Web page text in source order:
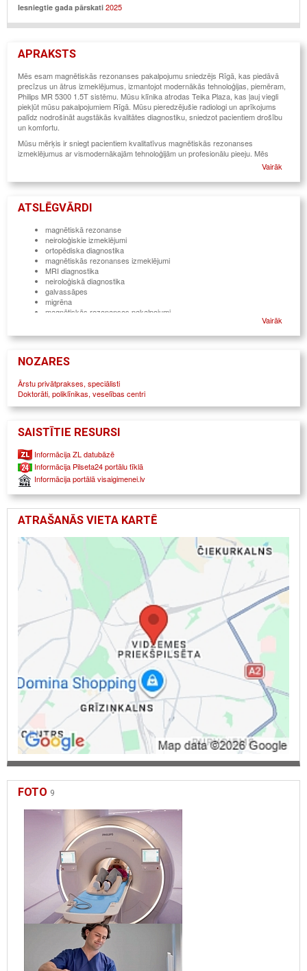
Iesniegtie gada pārskati 2025
APRAKSTS
Mēs esam magnētiskās rezonanses pakalpojumu sniedzējs Rīgā, kas piedāvā
precīzus un ātrus izmeklējumus, izmantojot modernākās tehnoloģijas, piemēram,
Philips MR 5300 1.5T sistēmu. Mūsu klīnika atrodas Teika Plaza, kas ļauj viegli
piekļūt mūsu pakalpojumiem Rīgā. Mūsu pieredzējušie radiologi un aprīkojums
palīdz nodrošināt augstākās kvalitātes diagnostiku, sniedzot pacientiem drošību
un komfortu.
Mūsu mērķis ir sniegt pacientiem kvalitatīvus magnētiskās rezonanses
izmeklējumus ar vismodernākajām tehnoloģijām un profesionālu pieeju. Mēs
rūpējamies par katra pacienta ērtībām, nodrošinot precīzu diagnozi un saprātīgu
Vairāk
ATSLĒGVĀRDI
magnētiskā rezonanse
neiroloģiskie izmeklējumi
ortopēdiska diagnostika
magnētiskās rezonanses izmeklējumi
MRI diagnostika
neiroloģiskā diagnostika
galvassāpes
migrēna
magnētiskās rezonanses pakalpojumi
neiroloģiskas sūdzības
senioru izmeklējumi
magnētiskā rezonanse bērniem
izmeklējumi pacientiem ar demenci
traumatoloģija
savlaicīga diagnostika
Vairāk
NOZARES
Ārstu privātprakses, speciālisti
Doktorāti, poliklīnikas, veselības centri
SAISTĪTIE RESURSI
Informācija ZL datubāzē
Informācija Pilseta24 portālu tīklā
Informācija portālā visaigimenei.lv
ATRAŠANĀS VIETA KARTĒ
FOTO 9